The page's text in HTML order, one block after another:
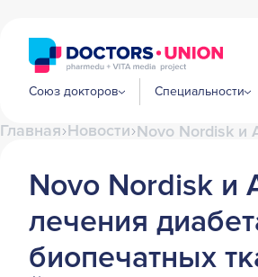
Союз докторов Специальности
Главная Новости Novo Nordisk и
Novo Nordisk и
лечения
биопечатных